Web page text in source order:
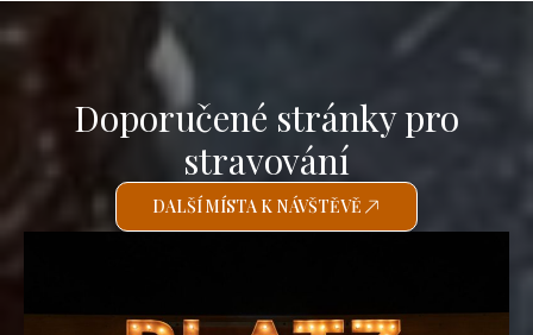
Doporučené stránky pro
stravování
DALŠÍ MÍSTA K NÁVŠTĚVĚ